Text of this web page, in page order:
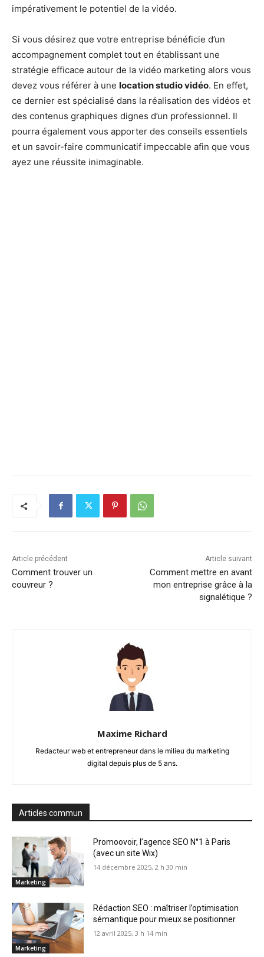
impérativement le potentiel de la vidéo.
Si vous désirez que votre entreprise bénéficie d’un
accompagnement complet tout en établissant une
stratégie efficace autour de la vidéo marketing alors vous
devez vous référer à une location studio vidéo. En effet,
ce dernier est spécialisé dans la réalisation des vidéos et
des contenus graphiques dignes d’un professionnel. Il
pourra également vous apporter des conseils essentiels
et un savoir-faire communicatif impeccable afin que vous
ayez une réussite inimaginable.
Article précédent
Comment trouver un
couvreur ?
Article suivant
Comment mettre en avant
mon entreprise grâce à la
signalétique ?
Maxime Richard
Redacteur web et entrepreneur dans le milieu du marketing
digital depuis plus de 5 ans.
Articles commun
Marketing
Promoovoir, l’agence SEO N°1 à Paris
(avec un site Wix)
14 décembre 2025, 2 h 30 min
Marketing
Rédaction SEO : maîtriser l’optimisation
sémantique pour mieux se positionner
12 avril 2025, 3 h 14 min